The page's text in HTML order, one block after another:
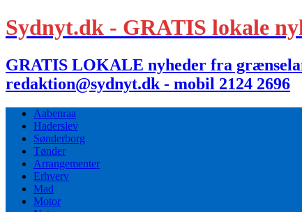
Sydnyt.dk - GRATIS lokale
GRATIS LOKALE nyheder fra
redaktion@sydnyt.dk - mobil 2124 2696
Aabenraa
Haderslev
Sønderborg
Tønder
Arrangementer
Erhverv
Mad
Motor